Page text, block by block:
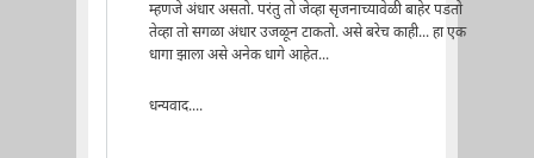
म्हणजे अंधार असतो. परंतु तो जेव्हा सृजनाच्यावेळी बाहेर पडतो
तेव्हा तो सगळा अंधार उजळून टाकतो. असे बरेच काही... हा एक
धागा झाला असे अनेक धागे आहेत...
धन्यवाद....